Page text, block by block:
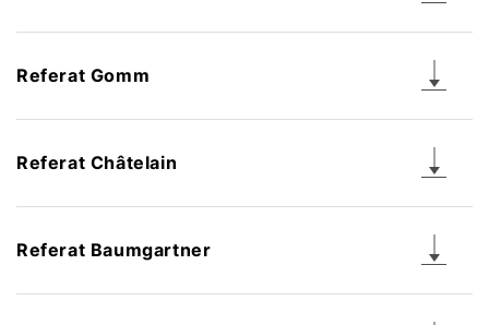
Referat Gomm
Referat Châtelain
Referat Baumgartner